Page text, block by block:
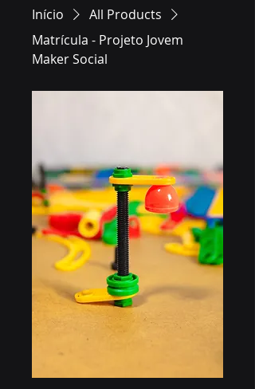
Início
All Products
Matrícula - Projeto Jovem
Maker Social